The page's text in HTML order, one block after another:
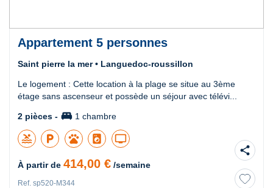
Appartement 5 personnes
Saint pierre la mer • Languedoc-roussillon
Le logement : Cette location à la plage se situe au 3ème
étage sans ascenseur et possède un séjour avec télévi...
2 pièces - king_bed 1 chambre
pool local_parking pets local_laundry_service tv
À partir de 414,00 € /semaine
Ref. sp520-M344
share